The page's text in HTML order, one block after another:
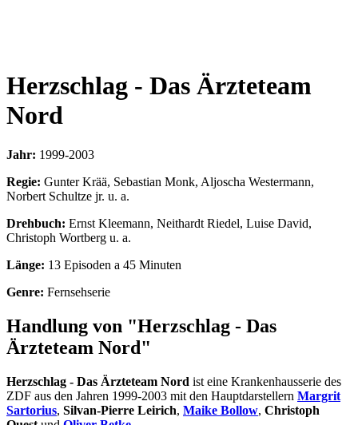
Herzschlag - Das Ärzteteam
Nord
Jahr: 1999-2003
Regie: Gunter Krää, Sebastian Monk, Aljoscha Westermann,
Norbert Schultze jr. u. a.
Drehbuch: Ernst Kleemann, Neithardt Riedel, Luise David,
Christoph Wortberg u. a.
Länge: 13 Episoden a 45 Minuten
Genre: Fernsehserie
Handlung von "Herzschlag - Das
Ärzteteam Nord"
Herzschlag - Das Ärzteteam Nord ist eine Krankenhausserie des
ZDF aus den Jahren 1999-2003 mit den Hauptdarstellern Margrit
Sartorius, Silvan-Pierre Leirich, Maike Bollow, Christoph